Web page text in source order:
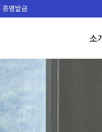
증명발급
소